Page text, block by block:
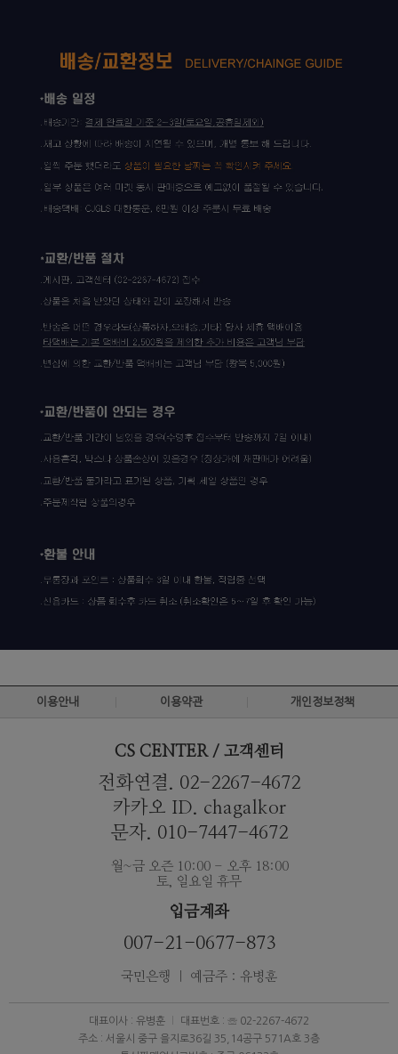
이용안내 이용약관 개인정보정책
CS CENTER / 고객센터
전화연결. 02-2267-4672
카카오 ID. chagalkor
문자. 010-7447-4672
월~금 오즌 10:00 - 오후 18:00
토, 일요일 휴무
입금계좌
007-21-0677-873
국민은행 ｜ 예금주 : 유병훈
대표이사 : 유병훈
대표번호 : ☏ 02-2267-4672
주소 : 서울시 중구 을지로36길 35,14공구 571A호 3층